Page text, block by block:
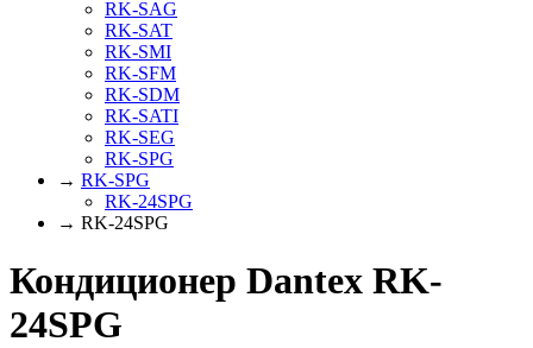
RK-SAG
RK-SAT
RK-SMI
RK-SFM
RK-SDM
RK-SATI
RK-SEG
RK-SPG
→ RK-SPG
RK-24SPG
→ RK-24SPG
Кондиционер Dantex RK-
24SPG